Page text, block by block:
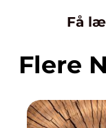
Få
Flere